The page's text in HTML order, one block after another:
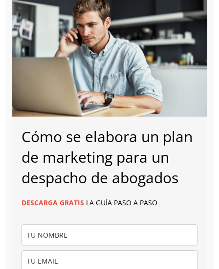
Cómo se elabora un plan
de marketing para un
despacho de abogados
DESCARGA GRATIS LA GUÍA PASO A PASO